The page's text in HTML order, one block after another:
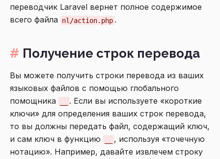
переводчик Laravel вернет полное содержимое
всего файла nl/action.php .
Получение строк перевода
Вы можете получить строки перевода из ваших
языковых файлов с помощью глобального
помощника
. Если вы используете «короткие
ключи» для определения ваших строк перевода,
то вы должны передать файл, содержащий ключ,
и сам ключ в функцию
, используя «точечную
нотацию». Например, давайте извлечем строку